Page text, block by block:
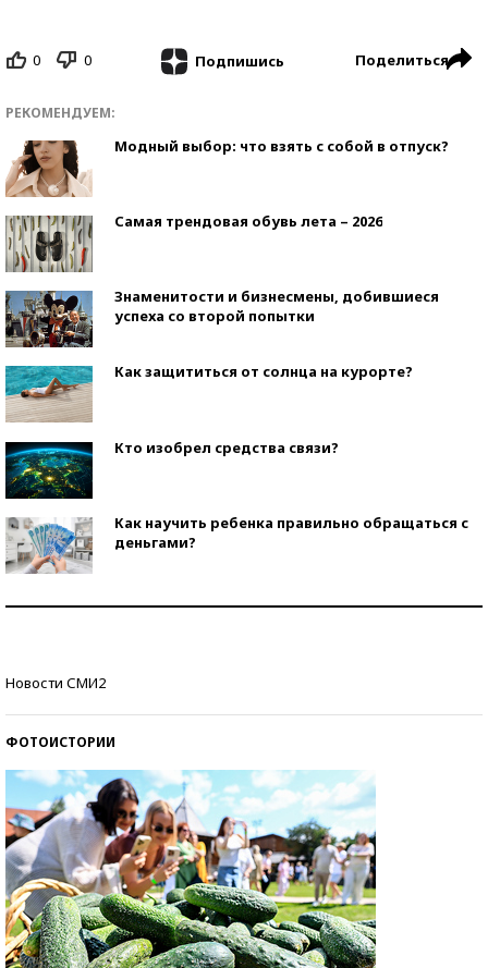
0 0 Подпишись Поделиться
РЕКОМЕНДУЕМ:
Модный выбор: что взять с собой в отпуск?
Самая трендовая обувь лета – 2026
Знаменитости и бизнесмены, добившиеся
успеха со второй попытки
Как защититься от солнца на курорте?
Кто изобрел средства связи?
Как научить ребенка правильно обращаться с
деньгами?
Новости СМИ2
ФОТОИСТОРИИ